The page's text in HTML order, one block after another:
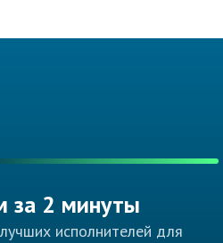
за 2 минуты
исполнителей для